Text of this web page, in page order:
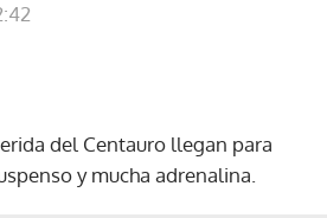
del Centauro llegan para
y mucha adrenalina.